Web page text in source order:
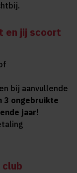
en jij scoort
bij aanvullende
3 ongebruikte
jaar!